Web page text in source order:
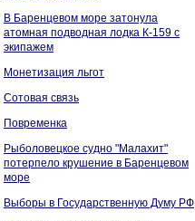
В Баренцевом море затонула
атомная подводная лодка К-159 с
экипажем
Монетизация льгот
Сотовая связь
Повременка
Рыболовецкое судно "Малахит"
потерпело крушение в Баренцевом
море
Выборы в Государственную Думу РФ